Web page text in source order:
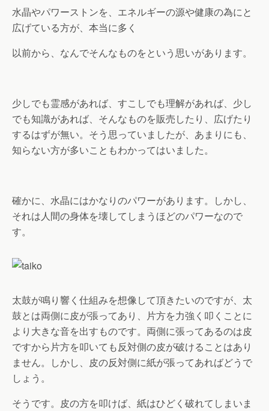
水晶やパワーストンを、エネルギーの源や健康の為にと
広げている方が、本当に多く
以前から、なんでそんなものをという思いがあります。
少しでも霊感があれば、すこしでも理解があれば、少し
でも知識があれば、そんなものを販売したり、広げたり
するはずが無い。そう思っていましたが、あまりにも、
知らない方が多いこともわかってはいました。
確かに、水晶にはかなりのパワーがあります。しかし、
それは人間の身体を壊してしまうほどのパワーなので
す。
太鼓が鳴り響く仕組みを想像して頂きたいのですが、太
鼓とは両側に皮が張ってあり、片方を力強く叩くことに
より大きな音を出すものです。両側に張ってあるのは皮
ですから片方を叩いても反対側の皮が破けることはあり
ません。しかし、皮の反対側に紙が張ってあればどうで
しょう。
そうです。皮の方を叩けば、紙はひどく破れてしまいま